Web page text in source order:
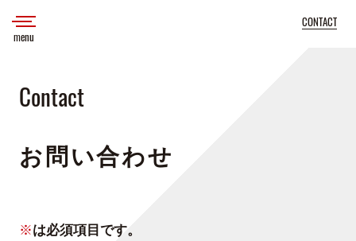
menu
CONTACT
Contact
お問い合わせ
※は必須項目です。